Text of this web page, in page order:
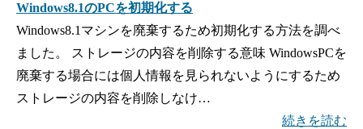
Windows8.1のPCを初期化する
Windows8.1マシンを廃棄するため初期化する方法を調べ
ました。 ストレージの内容を削除する意味 WindowsPCを
廃棄する場合には個人情報を見られないようにするため
ストレージの内容を削除しなけ…
続きを読む